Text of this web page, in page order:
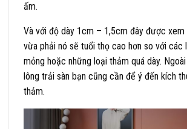
ấm.
Và với độ dày 1cm – 1,5cm đây được
vừa phải nó sẽ tuổi thọ cao hơn so với các
mỏng hoặc những loại thảm quá dày.
lông trải sàn bạn cũng cần để ý đến kích
thảm.